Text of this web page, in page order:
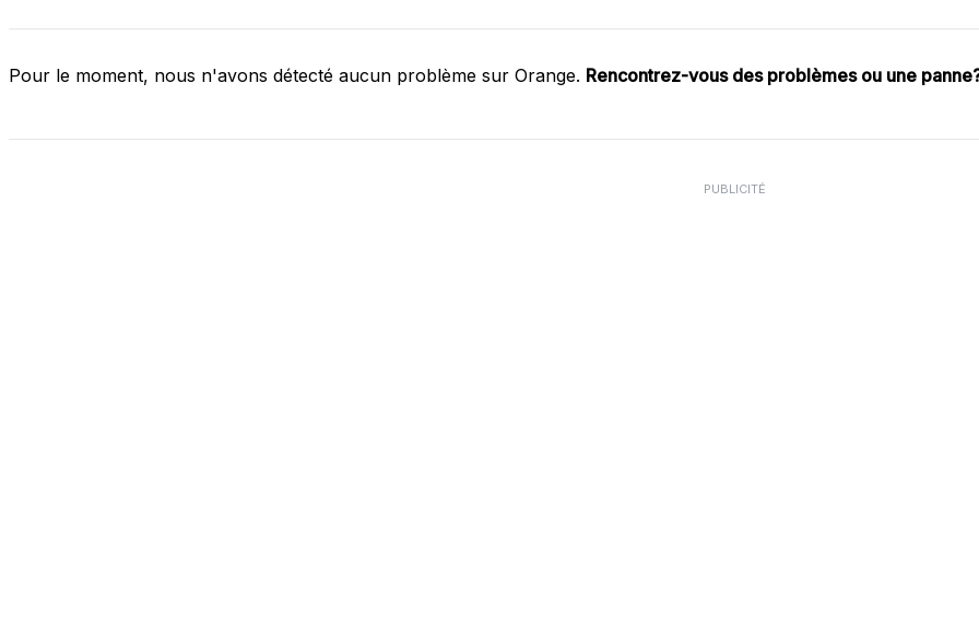
Pour le moment, nous n'avons détecté aucun problème sur Orange. Rencontrez-vous des problèmes ou une
PUBLICITÉ